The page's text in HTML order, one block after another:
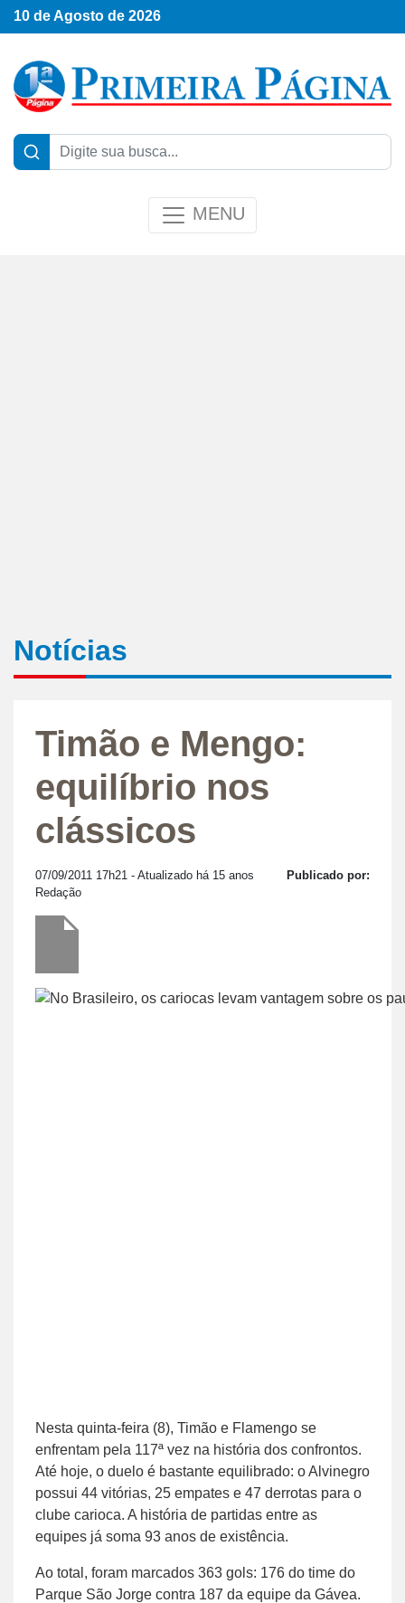
10 de Agosto de 2026
MENU
Notícias
Timão e Mengo:
equilíbrio nos
clássicos
07/09/2011 17h21 - Atualizado há 15 anos
Publicado por:
Redação
Nesta quinta-feira (8), Timão e Flamengo se
enfrentam pela 117ª vez na história dos confrontos.
Até hoje, o duelo é bastante equilibrado: o Alvinegro
possui 44 vitórias, 25 empates e 47 derrotas para o
clube carioca. A história de partidas entre as
equipes já soma 93 anos de existência.
Ao total, foram marcados 363 gols: 176 do time do
Parque São Jorge contra 187 da equipe da Gávea.